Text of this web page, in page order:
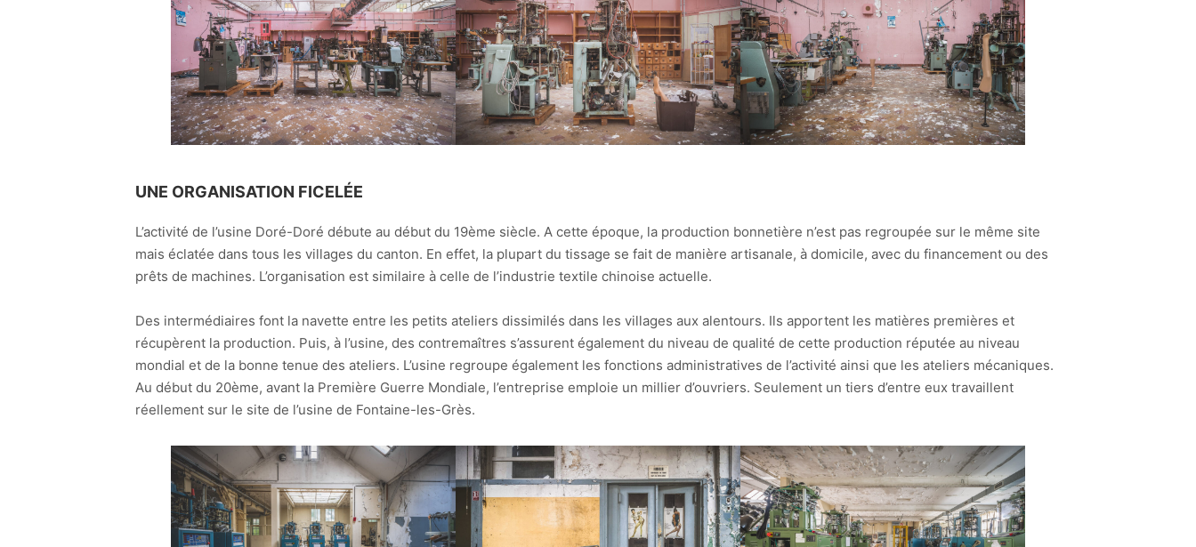
UNE ORGANISATION FICELÉE
L’activité de l’usine Doré-Doré débute au début du 19ème siècle. A cette époque, la production bonnetière n’est pas regroupée sur le même site
mais éclatée dans tous les villages du canton. En effet, la plupart du tissage se fait de manière artisanale, à domicile, avec du financement ou des
prêts de machines. L’organisation est similaire à celle de l’industrie textile chinoise actuelle.
Des intermédiaires font la navette entre les petits ateliers dissimilés dans les villages aux alentours. Ils apportent les matières premières et
récupèrent la production. Puis, à l’usine, des contremaîtres s’assurent également du niveau de qualité de cette production réputée au niveau
mondial et de la bonne tenue des ateliers. L’usine regroupe également les fonctions administratives de l’activité ainsi que les ateliers mécaniques.
Au début du 20ème, avant la Première Guerre Mondiale, l’entreprise emploie un millier d’ouvriers. Seulement un tiers d’entre eux travaillent
réellement sur le site de l’usine de Fontaine-les-Grès.